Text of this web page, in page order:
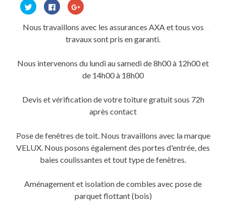
Cliquez
pour
partager
Twitter(ouvre
Cliquez
pour
partager
sur
Facebook(ouvre
dans
une
Cliquez
pour
Google+
dans
fenêtre)
Nous travaillons avec les assurances AXA et tous vos
travaux sont pris en garanti.
Nous intervenons du lundi au samedi de 8h00 à 12h00 et
de 14h00 à 18h00
Devis et vérification de votre toiture gratuit sous 72h
après contact
Pose de fenêtres de toit. Nous travaillons avec la marque
VELUX. Nous posons également des portes d'entrée, des
baies coulissantes et tout type de fenêtres.
Aménagement et isolation de combles avec pose de
parquet flottant (bois)